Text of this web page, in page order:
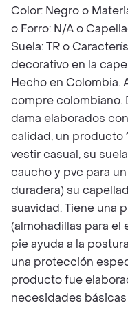
Color: Negro o
o Forro: N/A o
Suela: TR o
decorativo en la
Hecho en Colombia.
compre colombiano.
dama elaborados
calidad, un producto
vestir casual, su
caucho y pvc para
duradera) su
suavidad. Tiene una
(almohadillas para
pie ayuda a la
una protección
producto fue
necesidades